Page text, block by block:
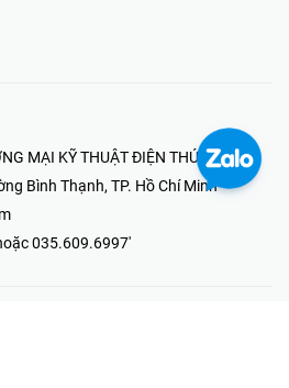
MẠI KỸ THUẬT ĐIỆN THÚY NHI
Bình Thạnh, TP. Hồ Chí Minh
035.609.6997'